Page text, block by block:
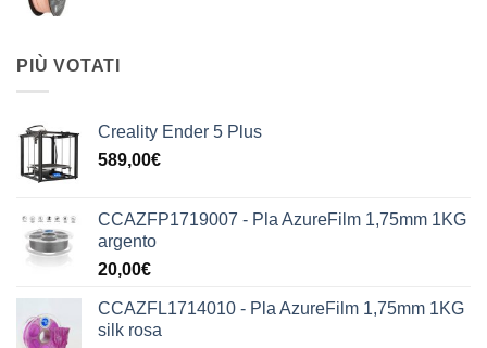
PIÙ VOTATI
Creality Ender 5 Plus
589,00€
CCAZFP1719007 - Pla AzureFilm 1,75mm 1KG
argento
20,00€
CCAZFL1714010 - Pla AzureFilm 1,75mm 1KG
silk rosa